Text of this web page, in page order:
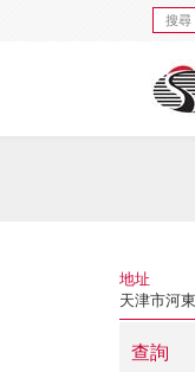
地址
天津市河
查詢